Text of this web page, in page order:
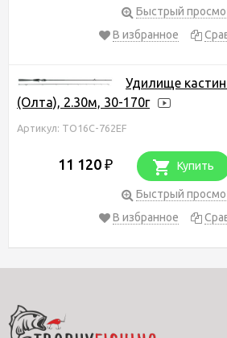
Быстрый
В избранное
Удилище
(Олта), 2.30м, 30-170г
Артикул: TO16С-762EF
11 120 ₽ Купить
Быстрый
В избранное